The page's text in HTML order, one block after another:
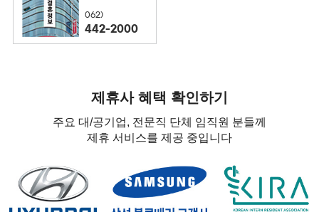
062)
442-2000
제휴사 혜택 확인하기
주요 대/공기업, 전문직 단체 임직원 분들께
제휴 서비스를 제공 중입니다